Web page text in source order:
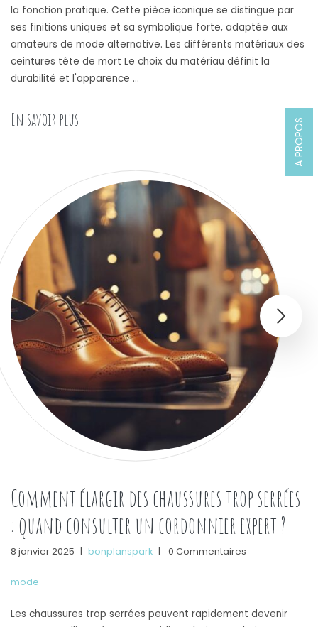
A PROPOS
la fonction pratique. Cette pièce iconique se distingue par
ses finitions uniques et sa symbolique forte, adaptée aux
amateurs de mode alternative. Les différents matériaux des
ceintures tête de mort Le choix du matériau définit la
durabilité et l'apparence …
En savoir plus « Guide Ultime : Comment Choisir sa Ceinture
Comment élargir des chaussures trop serrées
: quand consulter un cordonnier expert ?
8 janvier 2025 | bonplanspark | 0 Commentaires
mode
Les chaussures trop serrées peuvent rapidement devenir